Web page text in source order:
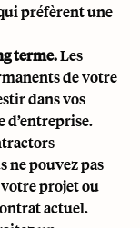
préfèrent une
terme.Les
de votre
dans vos
d’entreprise.
ne pouvez pas
projet ou
actuel.